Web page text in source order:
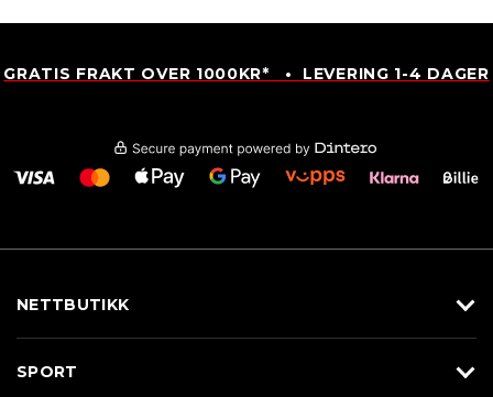
GRATIS FRAKT OVER 1000KR* • LEVERING 1-4 DAGER
NETTBUTIKK
SPORT